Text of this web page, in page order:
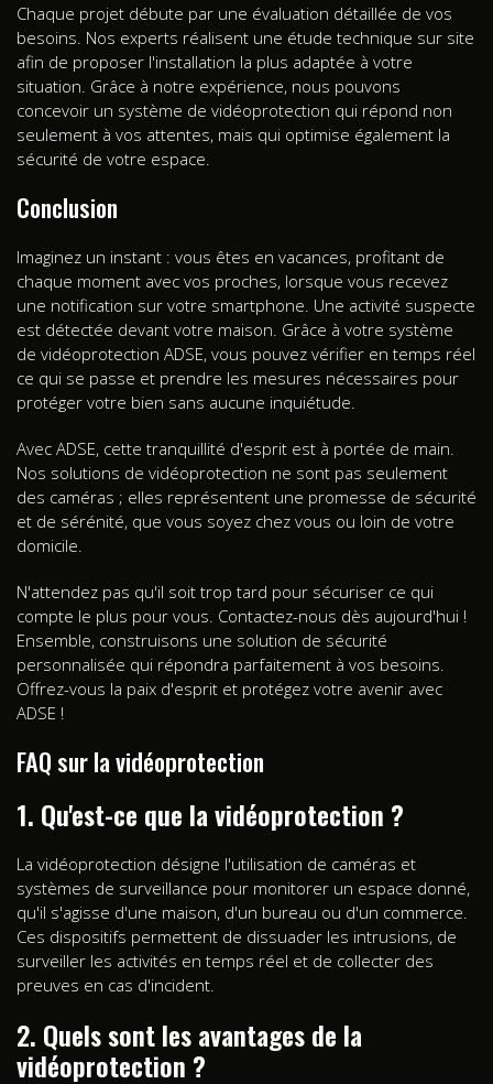
Chaque projet débute par une évaluation détaillée de vos
besoins. Nos experts réalisent une étude technique sur site
afin de proposer l'installation la plus adaptée à votre
situation. Grâce à notre expérience, nous pouvons
concevoir un système de vidéoprotection qui répond non
seulement à vos attentes, mais qui optimise également la
sécurité de votre espace.
Conclusion
Imaginez un instant : vous êtes en vacances, profitant de
chaque moment avec vos proches, lorsque vous recevez
une notification sur votre smartphone. Une activité suspecte
est détectée devant votre maison. Grâce à votre système
de vidéoprotection ADSE, vous pouvez vérifier en temps réel
ce qui se passe et prendre les mesures nécessaires pour
protéger votre bien sans aucune inquiétude.
Avec ADSE, cette tranquillité d'esprit est à portée de main.
Nos solutions de vidéoprotection ne sont pas seulement
des caméras ; elles représentent une promesse de sécurité
et de sérénité, que vous soyez chez vous ou loin de votre
domicile.
N'attendez pas qu'il soit trop tard pour sécuriser ce qui
compte le plus pour vous. Contactez-nous dès aujourd'hui !
Ensemble, construisons une solution de sécurité
personnalisée qui répondra parfaitement à vos besoins.
Offrez-vous la paix d'esprit et protégez votre avenir avec
ADSE !
FAQ sur la vidéoprotection
1. Qu'est-ce que la vidéoprotection ?
La vidéoprotection désigne l'utilisation de caméras et
systèmes de surveillance pour monitorer un espace donné,
qu'il s'agisse d'une maison, d'un bureau ou d'un commerce.
Ces dispositifs permettent de dissuader les intrusions, de
surveiller les activités en temps réel et de collecter des
preuves en cas d'incident.
2. Quels sont les avantages de la
vidéoprotection ?